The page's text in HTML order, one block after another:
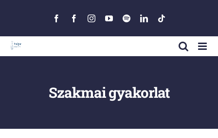
FacebookFacebookInstagramYouTube
SpotifyLinkedIn
Szakmai gyakorlat